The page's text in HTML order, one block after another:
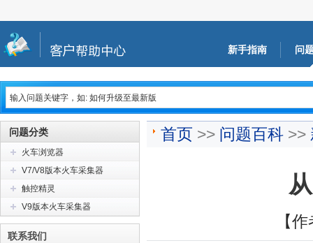
新手指南 问
问题分类
火车浏览器
V7/V8版本火车采集器
触控精灵
V9版本火车采集器
联系我们
首页 >> 问题百科 >>
【